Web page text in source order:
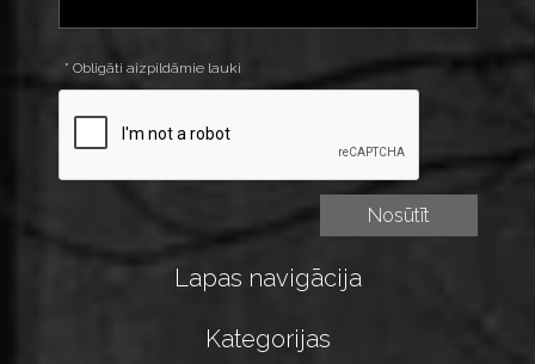
* Obligāti aizpildāmie lauki
Lapas navigācija
Kategorijas